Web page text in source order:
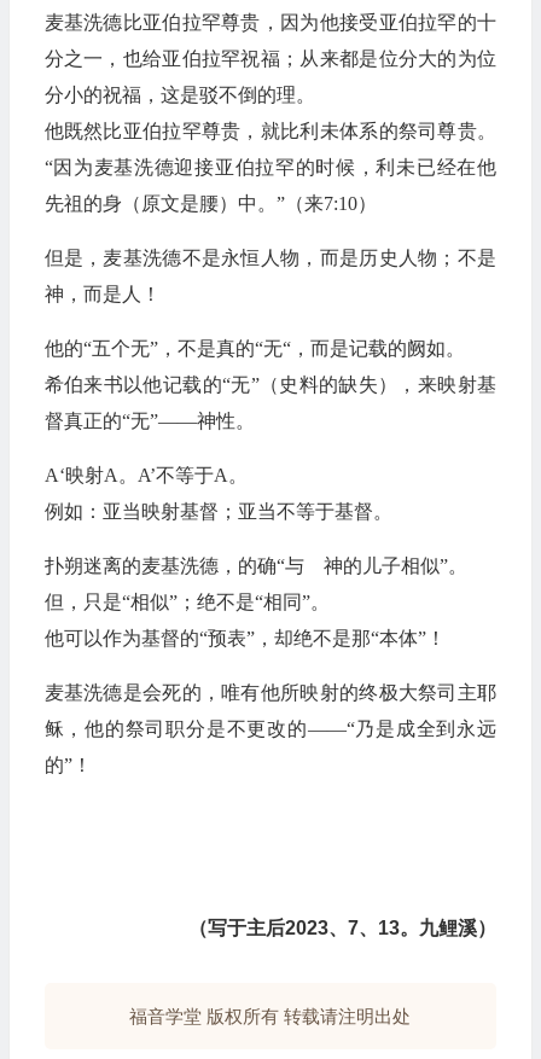
麦基洗德比亚伯拉罕尊贵，因为他接受亚伯拉罕的十
分之一，也给亚伯拉罕祝福；从来都是位分大的为位
分小的祝福，这是驳不倒的理。
他既然比亚伯拉罕尊贵，就比利未体系的祭司尊贵。
“因为麦基洗德迎接亚伯拉罕的时候，利未已经在他
先祖的身（原文是腰）中。”（来7:10）
但是，麦基洗德不是永恒人物，而是历史人物；不是
神，而是人！
他的“五个无”，不是真的“无“，而是记载的阙如。
希伯来书以他记载的“无”（史料的缺失），来映射基
督真正的“无”——神性。
A‘映射A。A’不等于A。
例如：亚当映射基督；亚当不等于基督。
扑朔迷离的麦基洗德，的确“与 神的儿子相似”。
但，只是“相似”；绝不是“相同”。
他可以作为基督的“预表”，却绝不是那“本体”！
麦基洗德是会死的，唯有他所映射的终极大祭司主耶
稣，他的祭司职分是不更改的——“乃是成全到永远
的”！
（写于主后2023、7、13。九鲤溪）
福音学堂 版权所有 转载请注明出处